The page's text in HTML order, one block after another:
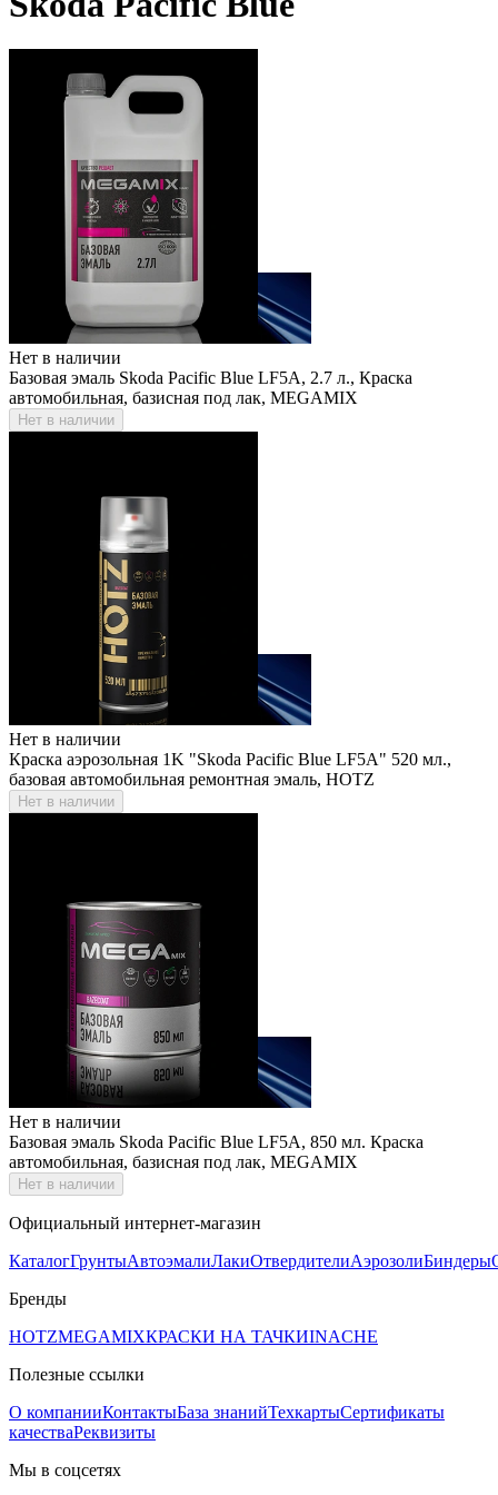
Нет в наличии
Базовая эмаль Skoda Pacific Blue LF5A, 2.7 л., Краска
автомобильная, базисная под лак, MEGAMIX
Нет в наличии
Нет в наличии
Краска аэрозольная 1K "Skoda Pacific Blue LF5A" 520 мл.,
базовая автомобильная ремонтная эмаль, HOTZ
Нет в наличии
Нет в наличии
Базовая эмаль Skoda Pacific Blue LF5A, 850 мл. Краска
автомобильная, базисная под лак, MEGAMIX
Нет в наличии
Официальный интернет-магазин
КаталогГрунтыАвтоэмалиЛакиОтвердителиАэрозолиБиндеры
Бренды
HOTZMEGAMIXКРАСКИ НА ТАЧКИINACHE
Полезные ссылки
О компанииКонтактыБаза знанийТехкартыСертификаты
качестваРеквизиты
Мы в соцсетях